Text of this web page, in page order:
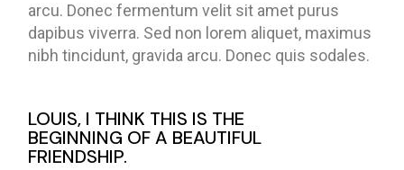
arcu. Donec fermentum velit sit amet purus
dapibus viverra. Sed non lorem aliquet, maximus
nibh tincidunt, gravida arcu. Donec quis sodales.
LOUIS, I THINK THIS IS THE
BEGINNING OF A BEAUTIFUL
FRIENDSHIP.